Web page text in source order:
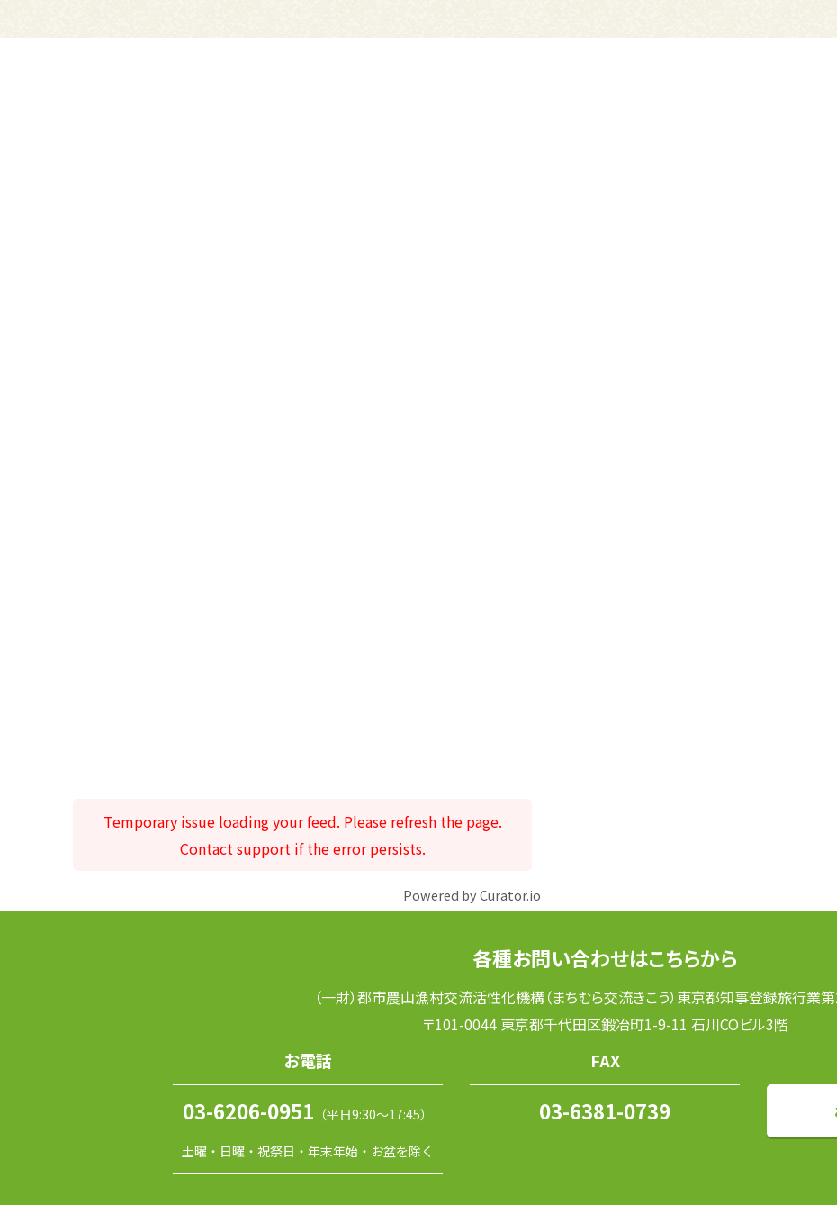
Temporary issue loading your feed. Please refresh the page.
Contact support if the error persists.
Powered by Curator.io
各種お問い合わせはこちらから
（一財）都市農山漁村交流活性化機構（まちむら交流きこう）東京都知事登録旅行業
〒101-0044 東京都千代田区鍛冶町1-9-11 石川COビル3階
お電話
03-6206-0951 （平日9:30～17:45）
土曜・日曜・祝祭日・年末年始・お盆を除く
FAX
03-6381-0739